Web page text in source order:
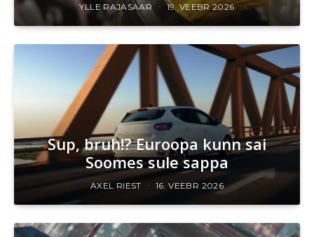
YLLE RAJASAAR 19. VEEBR 2026
Sup, bruh!? Euroopa kunn sai
Soomes sule sappa
AXEL RIEST 16. VEEBR 2026